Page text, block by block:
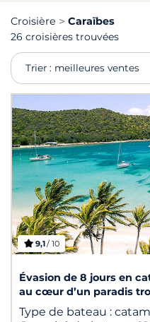
Croisière
Caraïbes
26 croisières trouvées
Trier : meilleures ventes
9,1/ 10
Évasion de 8 jours en
au cœur d’un paradis
Type de bateau :